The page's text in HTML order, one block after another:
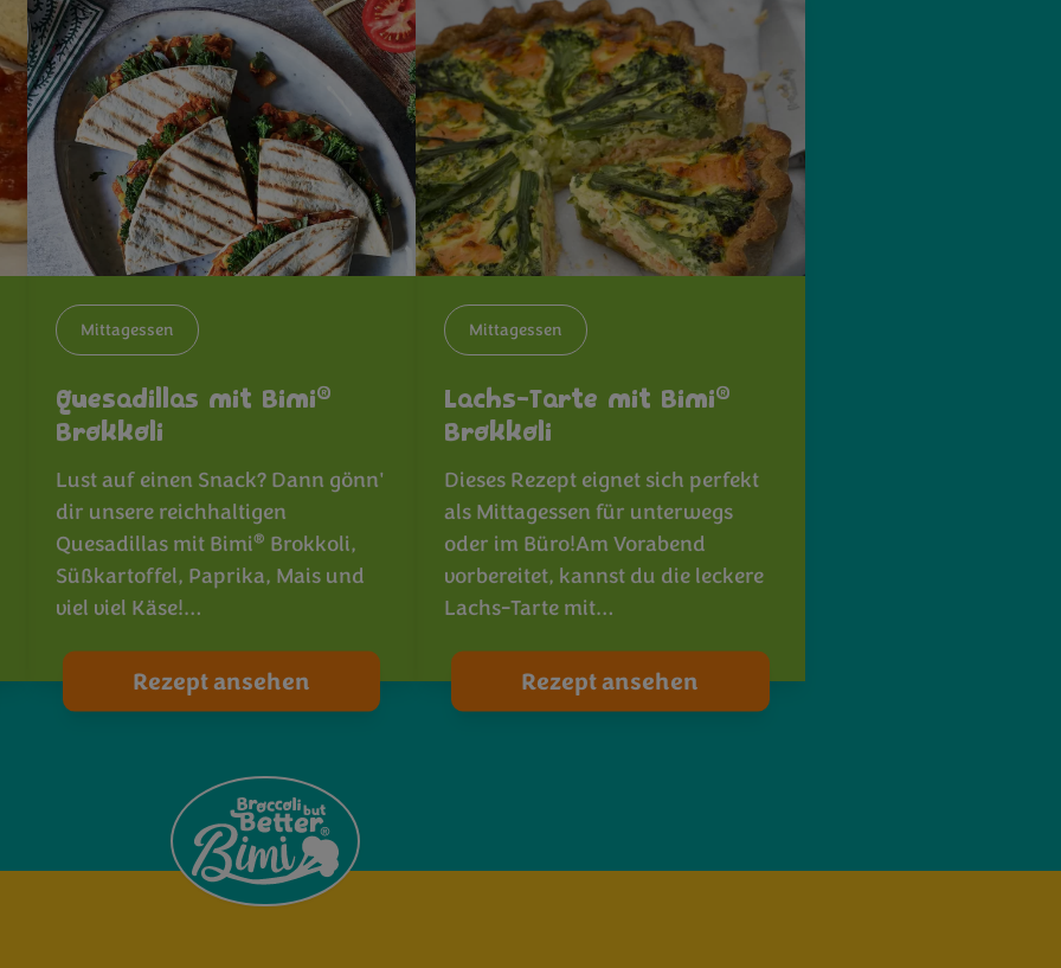
Mittagessen
Quesadillas mit Bimi®
Brokkoli
Lust auf einen Snack? Dann gönn'
dir unsere reichhaltigen
Quesadillas mit Bimi® Brokkoli,
Süßkartoffel, Paprika, Mais und
viel viel Käse!…
Rezept ansehen
Mittagessen
Lachs-Tarte mit Bimi®
Brokkoli
Dieses Rezept eignet sich perfekt
als Mittagessen für unterwegs
oder im Büro!Am Vorabend
vorbereitet, kannst du die leckere
Lachs-Tarte mit…
Rezept ansehen